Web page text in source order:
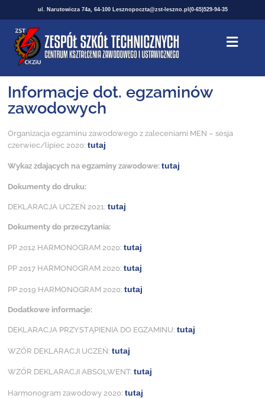
ul. Narutowicza 74a, 64-100 Lesznopoczta@zst-leszno.pl (0-65)529-94-35
Informacje dot. egzaminów
zawodowych
Organizacja egzaminu zawodowego z zaleceniami MEN – sesja
czerwiec/lipiec 2020: tutaj
Wykaz zdających na egzaminy zawodowe: tutaj
Dokumenty do druku:
DEKLARACJA UCZEŃ 2021: tutaj
Dokumenty do przeczytania:
PP 2012 HARMONOGRAM 2020: tutaj
PP 2017 HARMONOGRAM 2020: tutaj
PP 2019 HARMONOGRAM 2020: tutaj
Dodatkowe informacje:
DEKLARACJA PRZYSTĄPIENIA DO EGZAMINU: tutaj
WZÓR DEKLARACJI UCZEŃ: tutaj
WZÓR DEKLARACJI ABSOLWENT: tutaj
Harmonogram zawodowy 2020: tutaj